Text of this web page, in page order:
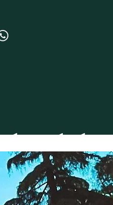
de Toledo